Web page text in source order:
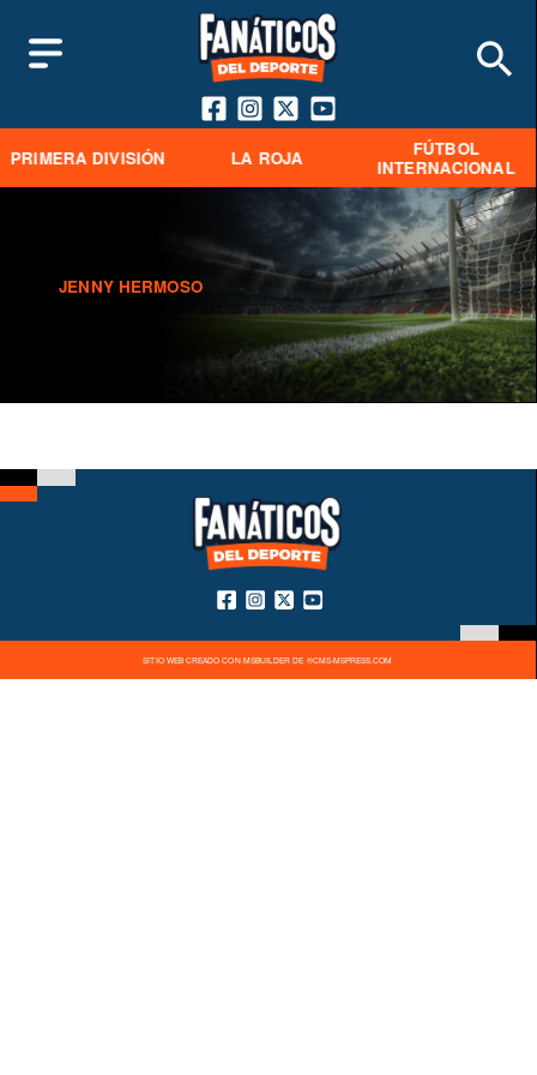
PRIMERA DIVISIÓN LA ROJA
FÚTBOL
INTERNACIONAL
JENNY HERMOSO
SITIO WEB CREADO CON MSBUILDER DE ®CMS-MSPRESS.COM